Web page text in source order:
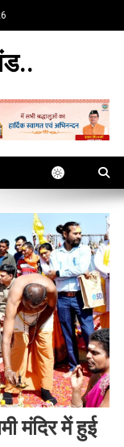
मंदिर में हुई